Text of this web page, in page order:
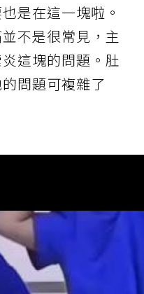
是在這一塊啦。
不是很常見，主
這塊的問題。肚
問題可複雜了